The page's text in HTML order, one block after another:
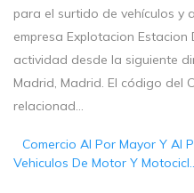
para el surtido de vehículos y
empresa Explotacion Estacion
actividad desde la siguiente
Madrid, Madrid. El código del
relacionad...
Comercio Al Por Mayor Y Al
Vehiculos De Motor Y Motocicl..